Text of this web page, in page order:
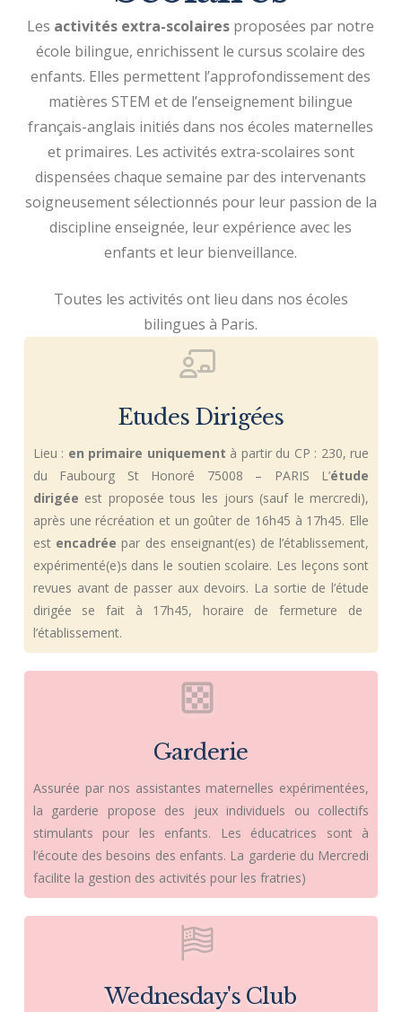
Les activités extra-scolaires proposées par notre
école bilingue, enrichissent le cursus scolaire des
enfants. Elles permettent l’approfondissement des
matières STEM et de l’enseignement bilingue
français-anglais initiés dans nos écoles maternelles
et primaires. Les activités extra-scolaires sont
dispensées chaque semaine par des intervenants
soigneusement sélectionnés pour leur passion de la
discipline enseignée, leur expérience avec les
enfants et leur bienveillance.
Toutes les activités ont lieu dans nos écoles
bilingues à Paris.
Etudes Dirigées
Lieu : en primaire uniquement à partir du CP : 230, rue
du Faubourg St Honoré 75008 – PARIS
L’étude
dirigée est proposée tous les jours (sauf le mercredi),
après une récréation et un goûter de 16h45 à 17h45. Elle
est encadrée par des enseignant(es) de l’établissement,
expérimenté(e)s dans le soutien scolaire. Les leçons sont
revues avant de passer aux devoirs. La sortie de l’étude
dirigée se fait à 17h45, horaire de fermeture de
l’établissement.
Garderie
Assurée par nos assistantes maternelles expérimentées,
la garderie propose des jeux individuels ou collectifs
stimulants pour les enfants. Les éducatrices sont à
l’écoute des besoins des enfants. La garderie du Mercredi
facilite la gestion des activités pour les fratries)
Wednesday's Club